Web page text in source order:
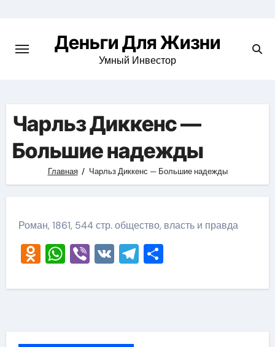
содержимомуДеньги Для Жизни
Умный Инвестор
Чарльз Диккенс —
Большие надежды
Главная Чарльз Диккенс — Большие надежды
Роман, 1861, 544 стр. общество, власть и правда
Odnoklassniki
WhatsApp
Viber
VKTelegram
Отправить